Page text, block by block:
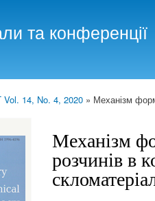
та конференції
Vol. 14, No. 4, 2020 » Механізм
Механізм
розчинів в